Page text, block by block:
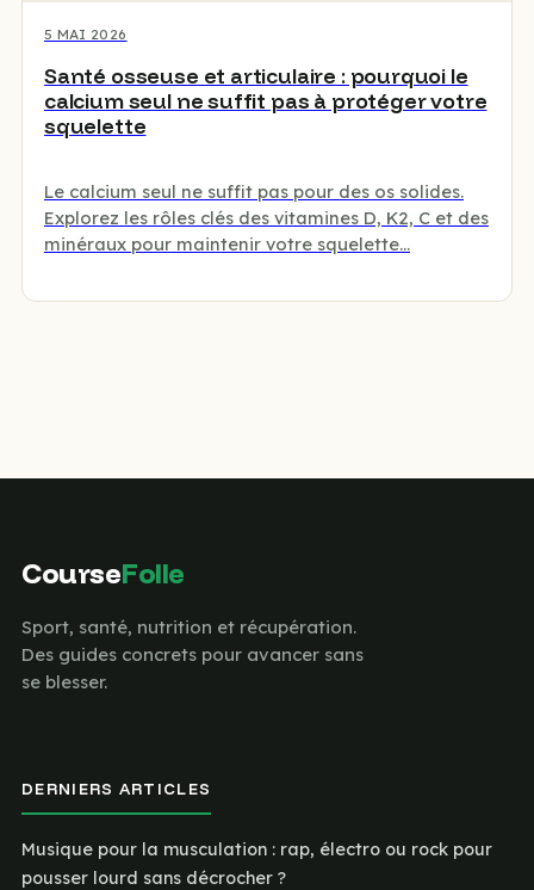
Santé osseuse et articulaire : pourquoi le
calcium seul ne suffit pas à protéger votre
squelette
5 MAI 2026
Le calcium seul ne suffit pas pour des os solides.
Explorez les rôles clés des vitamines D, K2, C et des
minéraux pour maintenir votre squelette…
CourseFolle
Sport, santé, nutrition et récupération.
Des guides concrets pour avancer sans
se blesser.
DERNIERS ARTICLES
Musique pour la musculation : rap, électro ou rock pour
pousser lourd sans décrocher ?